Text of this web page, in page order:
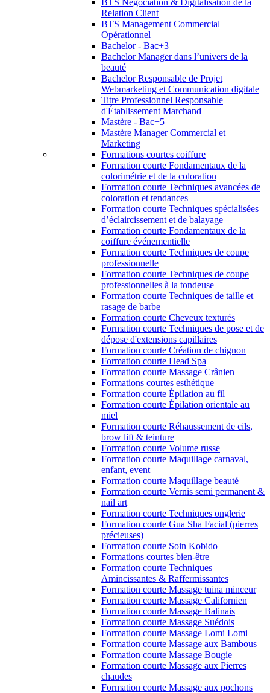
BTS Négociation & Digitalisation de la
Relation Client
BTS Management Commercial
Opérationnel
Bachelor - Bac+3
Bachelor Manager dans l’univers de la
beauté
Bachelor Responsable de Projet
Webmarketing et Communication digitale
Titre Professionnel Responsable
d'Établissement Marchand
Mastère - Bac+5
Mastère Manager Commercial et
Marketing
Formations courtes coiffure
Formation courte Fondamentaux de la
colorimétrie et de la coloration
Formation courte Techniques avancées de
coloration et tendances
Formation courte Techniques spécialisées
d’éclaircissement et de balayage
Formation courte Fondamentaux de la
coiffure événementielle
Formation courte Techniques de coupe
professionnelle
Formation courte Techniques de coupe
professionnelles à la tondeuse
Formation courte Techniques de taille et
rasage de barbe
Formation courte Cheveux texturés
Formation courte Techniques de pose et de
dépose d'extensions capillaires
Formation courte Création de chignon
Formation courte Head Spa
Formation courte Massage Crânien
Formations courtes esthétique
Formation courte Épilation au fil
Formation courte Épilation orientale au
miel
Formation courte Réhaussement de cils,
brow lift & teinture
Formation courte Volume russe
Formation courte Maquillage carnaval,
enfant, event
Formation courte Maquillage beauté
Formation courte Vernis semi permanent &
nail art
Formation courte Techniques onglerie
Formation courte Gua Sha Facial (pierres
précieuses)
Formation courte Soin Kobido
Formations courtes bien-être
Formation courte Techniques
Amincissantes & Raffermissantes
Formation courte Massage tuina minceur
Formation courte Massage Californien
Formation courte Massage Balinais
Formation courte Massage Suédois
Formation courte Massage Lomi Lomi
Formation courte Massage aux Bambous
Formation courte Massage Bougie
Formation courte Massage aux Pierres
chaudes
Formation courte Massage aux pochons